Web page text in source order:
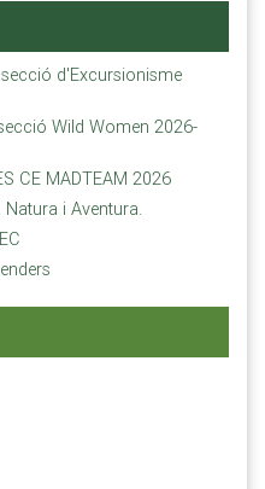
d'Excursionisme
Wild Women 2026-
CE MADTEAM 2026
i Aventura.